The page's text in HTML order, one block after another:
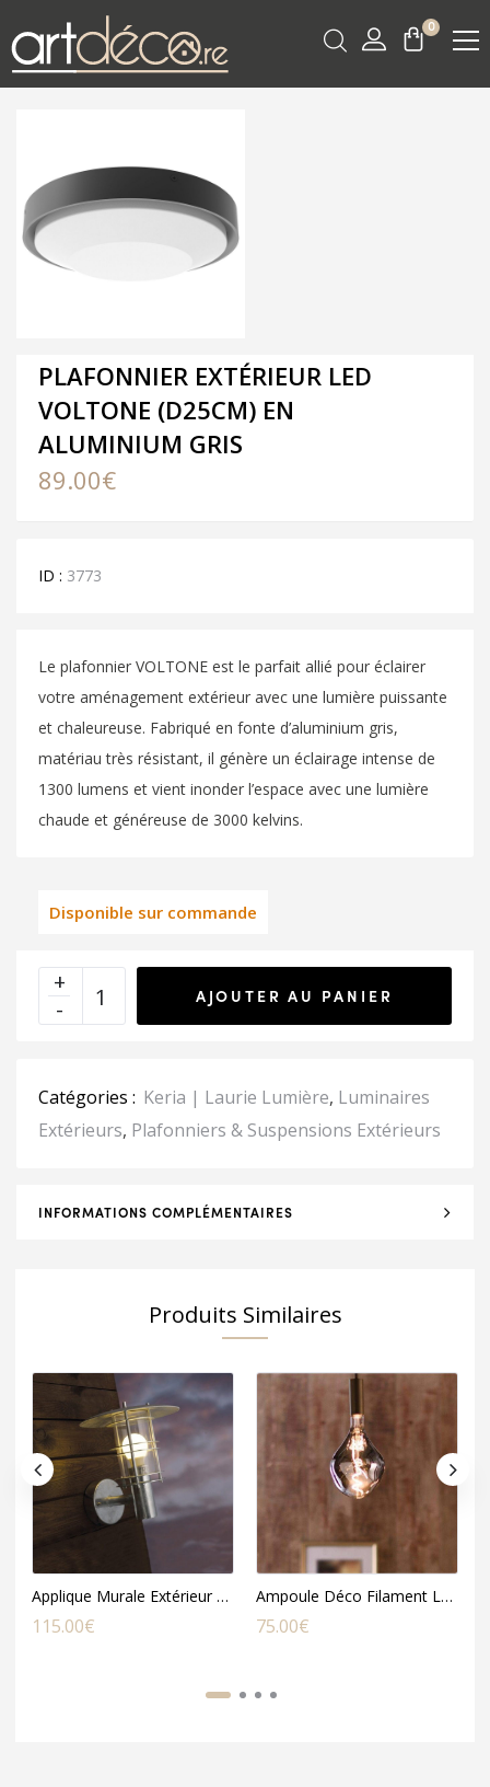
0
PLAFONNIER EXTÉRIEUR LED
VOLTONE (D25CM) EN
ALUMINIUM GRIS
89.00€
ID : 3773
Le plafonnier VOLTONE est le parfait allié pour éclairer
votre aménagement extérieur avec une lumière puissante
et chaleureuse. Fabriqué en fonte d’aluminium gris,
matériau très résistant, il génère un éclairage intense de
1300 lumens et vient inonder l’espace avec une lumière
chaude et généreuse de 3000 kelvins.
Disponible sur commande
AJOUTER AU PANIER
Catégories : Keria | Laurie Lumière, Luminaires
Extérieurs, Plafonniers & Suspensions Extérieurs
INFORMATIONS COMPLÉMENTAIRES
Produits Similaires
Applique Murale Extérieur FREDENSBORG en Acier Galvanisé
115.00€
Ampoule Déco Filament LED XXL Organic en Verre Fumé Noir
75.00€